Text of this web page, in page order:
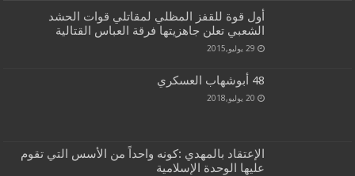
أول قوة للقفز المظلي لمقاتلي قوات الحشد
الشعبي تعلن جاهزيتها فرقة العباس القتالية
29 يوليو,2015
48 أبوشهاب العسكري
20 يوليو,2018
الإعتقاد بالمهدي :كونه واحداً من الأسس التي تقوم
عليها الوحدة الإسلامية